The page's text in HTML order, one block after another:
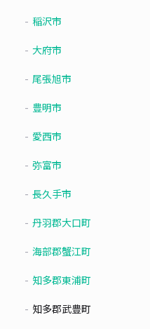
稲沢市
大府市
尾張旭市
豊明市
愛西市
弥富市
長久手市
丹羽郡大口町
海部郡蟹江町
知多郡東浦町
知多郡武豊町